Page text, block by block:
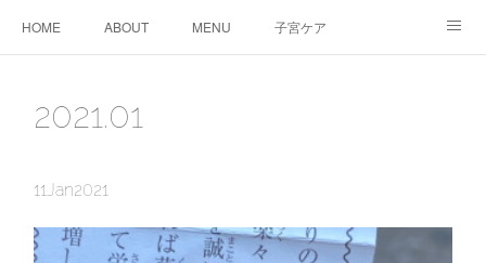
HOME ABOUT MENU 子宮ケア
CONTACT AMEBLO
2021.01
11Jan2021